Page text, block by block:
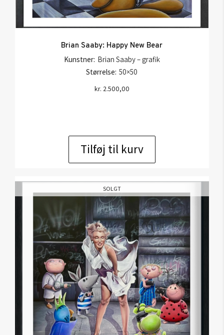
Brian Saaby: Happy New Bear
Kunstner: Brian Saaby – grafik
Størrelse: 50×50
kr. 2.500,00
Tilføj til kurv
SOLGT